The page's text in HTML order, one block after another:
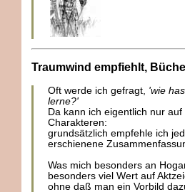
Traumwind empfiehlt,
Oft werde ich gefragt, 'wie
lerne?'
Da kann ich eigentlich nur
Charakteren:
grundsätzlich empfehle ich
erschienene
Was mich besonders an
besonders viel Wert auf
ohne daß man ein Vorbild